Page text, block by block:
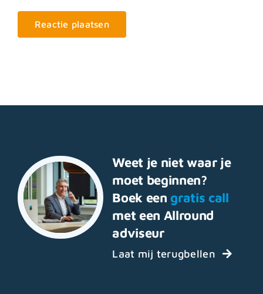
Weet je niet waar je
moet beginnen?
Boek een gratis call
met een Allround
adviseur
Laat mij terugbellen